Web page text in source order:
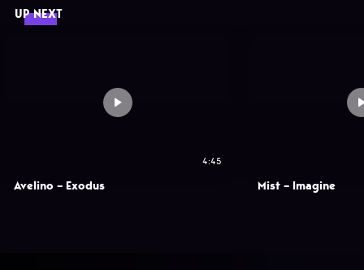
UP NEXT
4:45
Avelino – Exodus Mist – Imagine